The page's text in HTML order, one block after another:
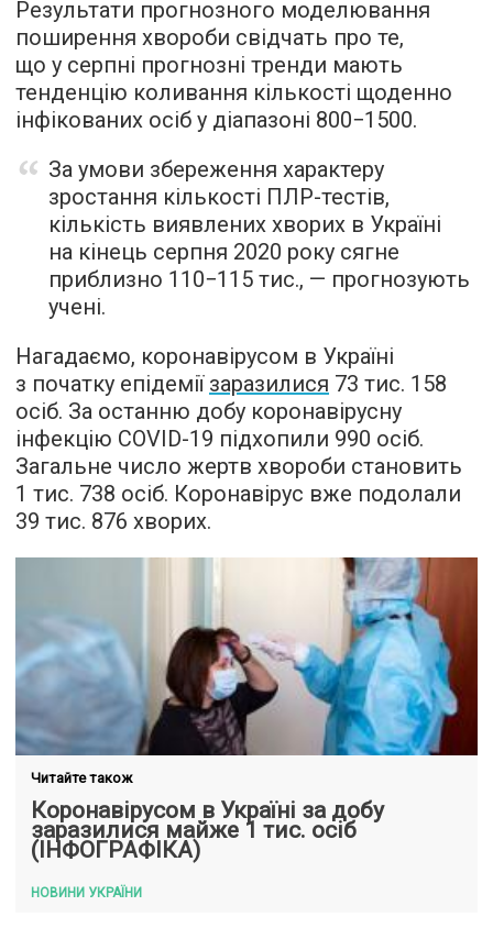
Результати прогнозного моделювання
поширення хвороби свідчать про те,
що у серпні прогнозні тренди мають
тенденцію коливання кількості щоденно
інфікованих осіб у діапазоні 800−1500.
За умови збереження характеру
зростання кількості ПЛР-тестів,
кількість виявлених хворих в Україні
на кінець серпня 2020 року сягне
приблизно 110−115 тис., — прогнозують
учені.
Нагадаємо, коронавірусом в Україні
з початку епідемії заразилися 73 тис. 158
осіб. За останню добу коронавірусну
інфекцію COVID-19 підхопили 990 осіб.
Загальне число жертв хвороби становить
1 тис. 738 осіб. Коронавірус вже подолали
39 тис. 876 хворих.
Читайте також
Коронавірусом в Україні за добу
заразилися майже 1 тис. осіб
(ІНФОГРАФІКА)
НОВИНИ УКРАЇНИ